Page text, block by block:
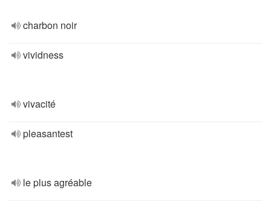
charbon noir
vividness
vivacité
pleasantest
le plus agréable